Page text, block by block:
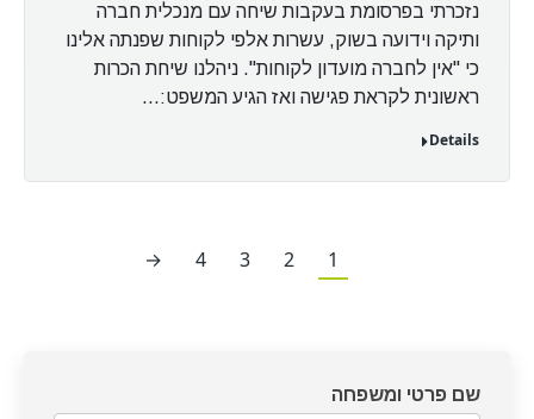
נזכרתי בפרסומת בעקבות שיחה עם מנכלית חברה
ותיקה וידועה בשוק, עשרות אלפי לקוחות שפנתה אלינו
כי "אין לחברה מועדון לקוחות". ניהלנו שיחת הכרות
ראשונית לקראת פגישה ואז הגיע המשפט:…
Details
1
2
3
4
→
דף
שם פרטי ומשפחה